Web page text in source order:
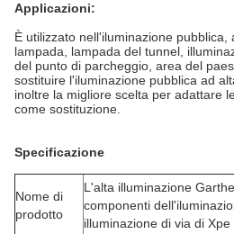
Applicazioni:
È utilizzato nell'iluminazione pubblica,
lampada, lampada del tunnel,
del punto di parcheggio, area del
sostituire l'iluminazione pubblica ad
inoltre la migliore scelta per adattare
come sostituzione.
Specificazione
Nome di
prodotto
L'alta illuminazione
componenti
illuminazione di via di Xpe